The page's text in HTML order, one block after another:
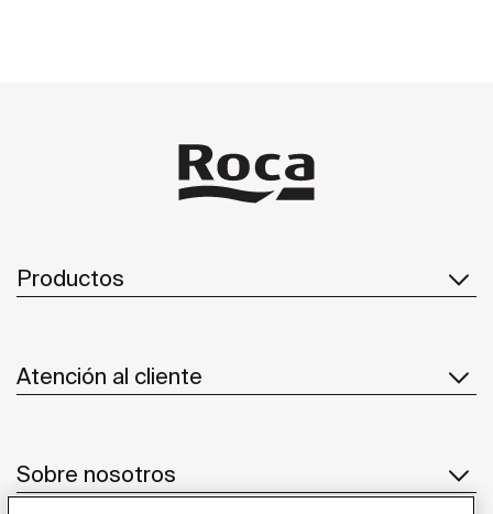
Productos
Atención al cliente
Sobre nosotros